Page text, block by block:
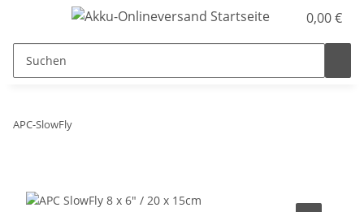
0,00 €
APC-SlowFly